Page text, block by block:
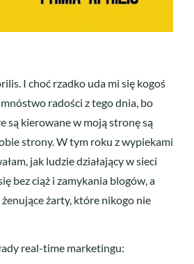
I choć rzadko uda mi się kogoś
radości z tego dnia, bo
są kierowane w moją stronę są
strony. W tym roku z wypiekami
jak ludzie działający w sieci
bez ciąż i zamykania blogów, a
żarty, które nikogo nie
real-time marketingu: